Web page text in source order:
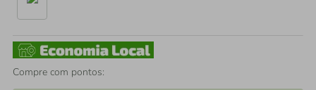
Compre com pontos: